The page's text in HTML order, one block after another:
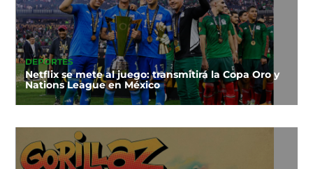
DEPORTES
Netflix se mete al juego: transmitirá la Copa Oro y
Nations League en México